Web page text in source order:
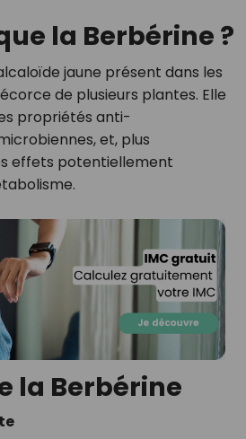
la Berbérine ?
jaune présent dans les
de plusieurs plantes. Elle
propriétés anti-
et, plus
effets potentiellement
la Berbérine